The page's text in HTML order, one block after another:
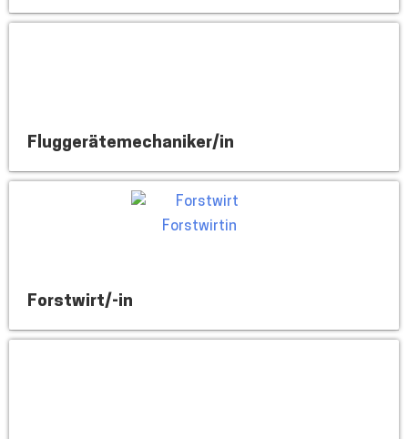
Fluggerätemechaniker/in
Forstwirt/-in